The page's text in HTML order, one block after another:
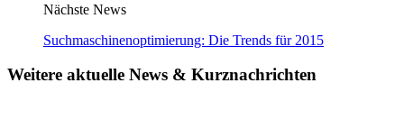
Nächste News
Suchmaschinenoptimierung: Die Trends für 2015
Weitere aktuelle News & Kurznachrichten